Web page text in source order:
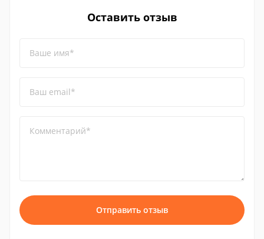
Оставить отзыв
Ваше имя*
Ваш email*
Комментарий*
Отправить отзыв